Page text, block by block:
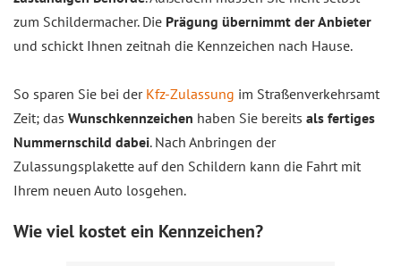
zum Schildermacher. Die Prägung übernimmt der Anbieter
und schickt Ihnen zeitnah die Kennzeichen nach Hause.
So sparen Sie bei der Kfz-Zulassung im Straßenverkehrsamt
Zeit; das Wunschkennzeichen haben Sie bereits als fertiges
Nummernschild dabei. Nach Anbringen der
Zulassungsplakette auf den Schildern kann die Fahrt mit
Ihrem neuen Auto losgehen.
Wie viel kostet ein Kennzeichen?